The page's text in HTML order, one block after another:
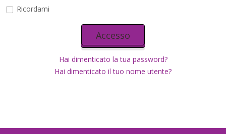
Ricordami
Accesso
Hai dimenticato la tua password?
Hai dimenticato il tuo nome utente?